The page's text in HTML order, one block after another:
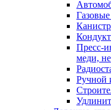
Пресс-
меди,
Ручной